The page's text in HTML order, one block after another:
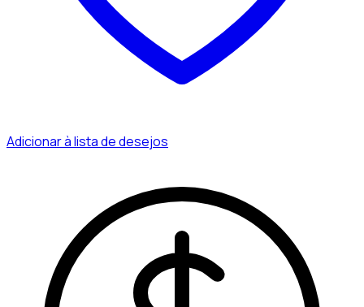
Adicionar à lista de desejos